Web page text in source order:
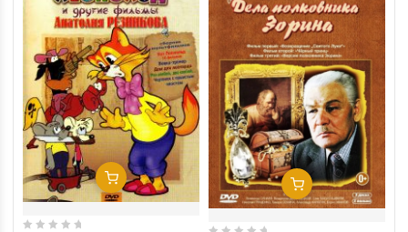
Добавить В Корзину
Добавить В Корзину